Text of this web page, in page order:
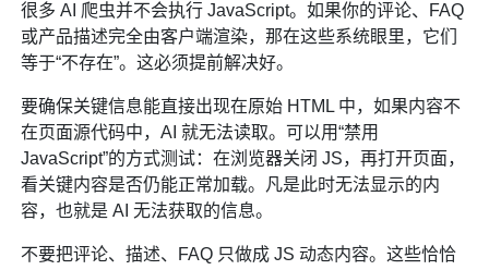
很多 AI 爬虫并不会执行 JavaScript。如果你的评论、FAQ
或产品描述完全由客户端渲染，那在这些系统眼里，它们
等于“不存在”。这必须提前解决好。
要确保关键信息能直接出现在原始 HTML 中，如果内容不
在页面源代码中，AI 就无法读取。可以用“禁用
JavaScript”的方式测试：在浏览器关闭 JS，再打开页面，
看关键内容是否仍能正常加载。凡是此时无法显示的内
容，也就是 AI 无法获取的信息。
不要把评论、描述、FAQ 只做成 JS 动态内容。这些恰恰